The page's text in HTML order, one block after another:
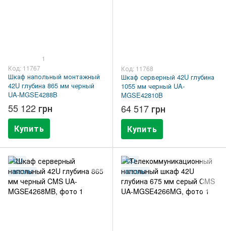
1
Код: 11767
Шкаф напольный монтажный
42U глубина 865 мм черный
UA-MGSE4288B
55 122 грн
Купить
Код: 11768
Шкаф серверный 42U глубина
1055 мм черный UA-
MGSE42810B
64 517 грн
Купить
42U
865 ММ
42U
675 ММ